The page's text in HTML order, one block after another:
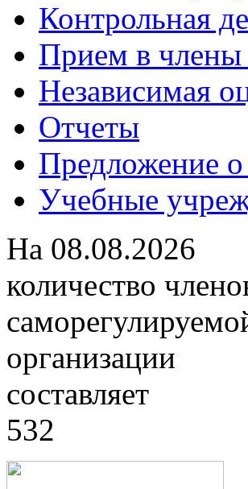
Контрольная
Прием в
Независимая
Отчеты
Предложение о
Учебные
На 08.08.2026
количество
организации
составляет
532